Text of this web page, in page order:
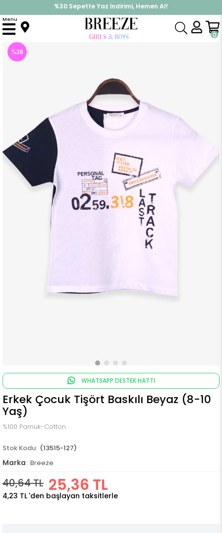
%30 Sepette Yaz İndirimi, Hemen Al!
İndirimlere ek %10 İndirimi Kap, Hemen Üye Ol!
0
Menu
Anasayfa Üst Giyim Tişört Erkek Çocuk Tişört Baskılı Beyaz (8-10 Yaş)
%38
WHATSAPP DESTEK HATTI
Erkek Çocuk Tişört Baskılı Beyaz (8-10
Yaş)
%100 Pamuk-Cotton
(13515-127)
Marka : Breeze
40,64 TL 25,36 TL
4,23 TL 'den başlayan taksitlerle